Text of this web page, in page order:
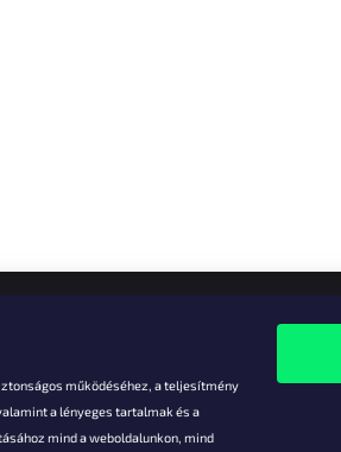
működéséhez, a teljesítmény
a lényeges tartalmak és a
mind a weboldalunkon, mind